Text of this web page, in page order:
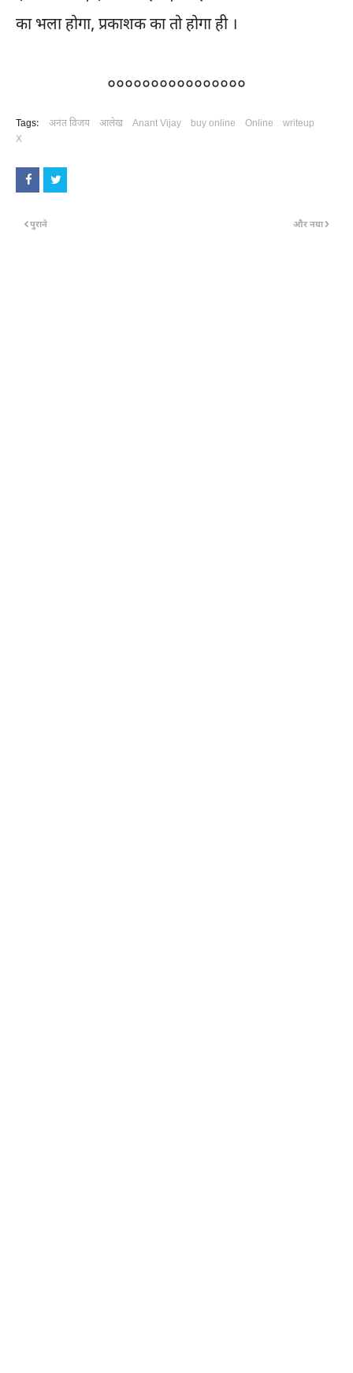
का भला होगा, प्रकाशक का तो होगा ही ।
००००००००००००००००
Tags: अनंत विजय आलेख Anant Vijay buy online Online
writeup
X
और नया
पुराने